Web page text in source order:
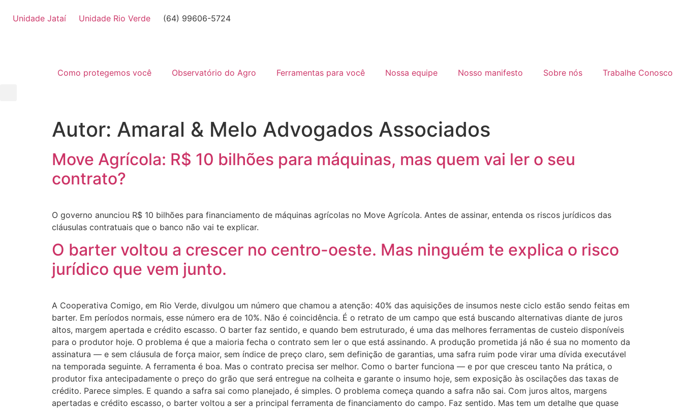
Unidade Jataí Unidade Rio Verde (64) 99606-5724
Como protegemos você Observatório do Agro Ferramentas para você Nossa equipe Nosso manifesto Sobre nós Trabalhe Conosco
Autor: Amaral & Melo Advogados Associados
Move Agrícola: R$ 10 bilhões para máquinas, mas quem vai ler o seu
contrato?
O governo anunciou R$ 10 bilhões para financiamento de máquinas agrícolas no Move Agrícola. Antes de assinar, entenda os riscos jurídicos das
cláusulas contratuais que o banco não vai te explicar.
O barter voltou a crescer no centro-oeste. Mas ninguém te explica o risco
jurídico que vem junto.
A Cooperativa Comigo, em Rio Verde, divulgou um número que chamou a atenção: 40% das aquisições de insumos neste ciclo estão sendo feitas em
barter. Em períodos normais, esse número era de 10%. Não é coincidência. É o retrato de um campo que está buscando alternativas diante de juros
altos, margem apertada e crédito escasso. O barter faz sentido, e quando bem estruturado, é uma das melhores ferramentas de custeio disponíveis
para o produtor hoje. O problema é que a maioria fecha o contrato sem ler o que está assinando. A produção prometida já não é sua no momento da
assinatura — e sem cláusula de força maior, sem índice de preço claro, sem definição de garantias, uma safra ruim pode virar uma dívida executável
na temporada seguinte. A ferramenta é boa. Mas o contrato precisa ser melhor. Como o barter funciona — e por que cresceu tanto Na prática, o
produtor fixa antecipadamente o preço do grão que será entregue na colheita e garante o insumo hoje, sem exposição às oscilações das taxas de
crédito. Parece simples. E quando a safra sai como planejado, é simples. O problema começa quando a safra não sai. Com juros altos, margens
apertadas e crédito escasso, o barter voltou a ser a principal ferramenta de financiamento do campo. Faz sentido. Mas tem um detalhe que quase